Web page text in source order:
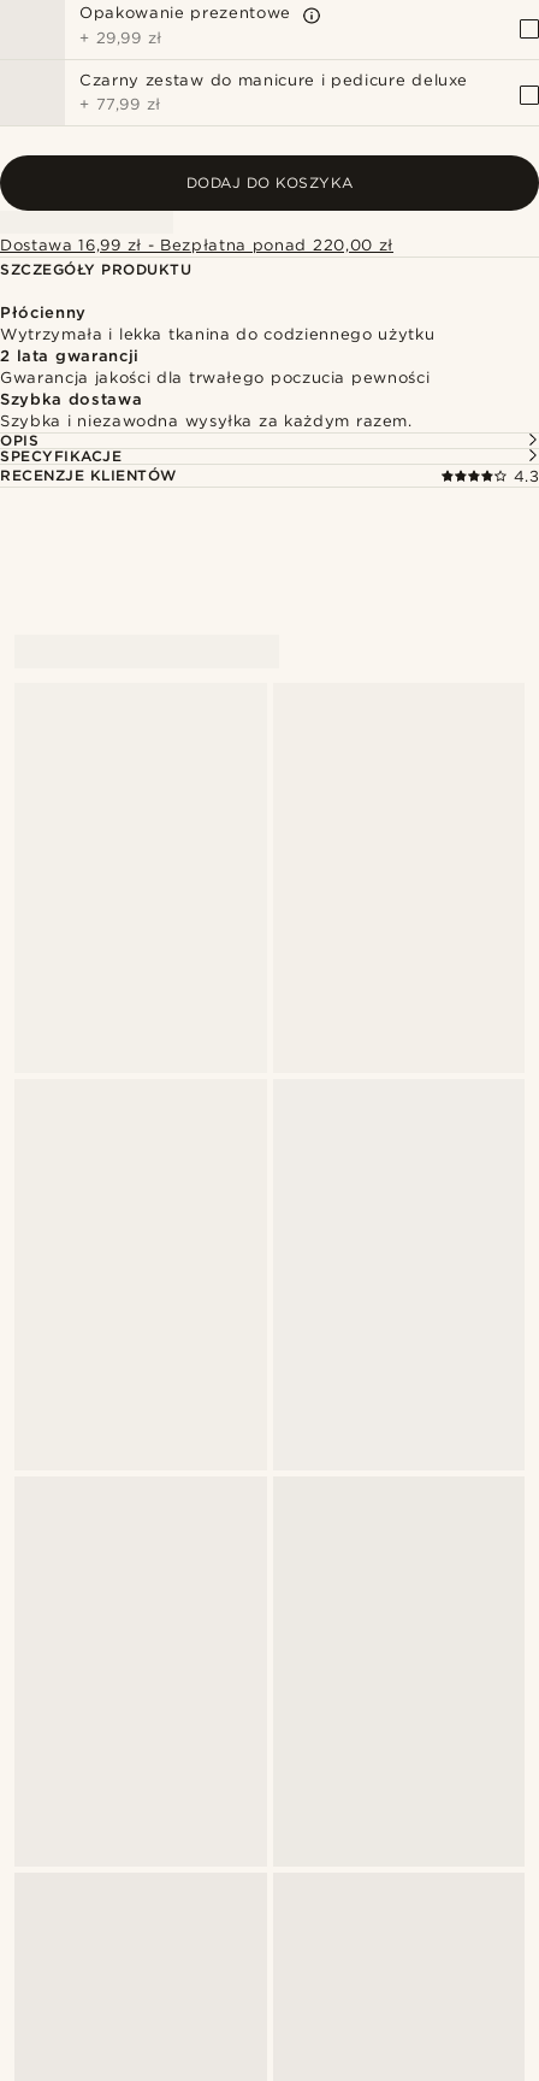
Opakowanie prezentowe
+ 29,99 zł
Czarny zestaw do manicure i pedicure deluxe
+ 77,99 zł
DODAJ DO KOSZYKA
Dostawa 16,99 zł - Bezpłatna ponad 220,00 zł
SZCZEGÓŁY PRODUKTU
Płócienny
Wytrzymała i lekka tkanina do codziennego użytku
2 lata gwarancji
Gwarancja jakości dla trwałego poczucia pewności
Szybka dostawa
Szybka i niezawodna wysyłka za każdym razem.
OPIS
SPECYFIKACJE
RECENZJE KLIENTÓW
4.3